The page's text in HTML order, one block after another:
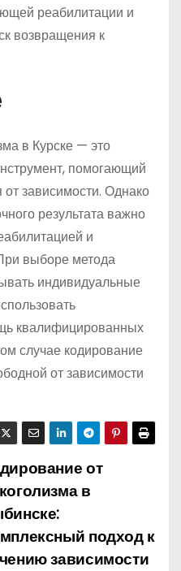
реабилитации и
возвращения к
в Курске — это
помогающий
зависимости. Однако
результата важно
и
выборе метода
индивидуальные
квалифицированных
случае кодирование
от зависимости
от
в
подход к
зависимости